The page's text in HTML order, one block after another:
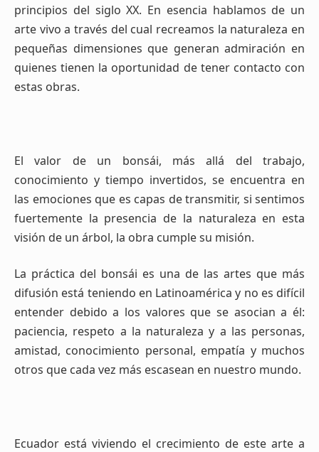
principios del siglo XX. En esencia hablamos de un
arte vivo a través del cual recreamos la naturaleza en
pequeñas dimensiones que generan admiración en
quienes tienen la oportunidad de tener contacto con
estas obras.
El valor de un bonsái, más allá del trabajo,
conocimiento y tiempo invertidos, se encuentra en
las emociones que es capas de transmitir, si sentimos
fuertemente la presencia de la naturaleza en esta
visión de un árbol, la obra cumple su misión.
La práctica del bonsái es una de las artes que más
difusión está teniendo en Latinoamérica y no es difícil
entender debido a los valores que se asocian a él:
paciencia, respeto a la naturaleza y a las personas,
amistad, conocimiento personal, empatía y muchos
otros que cada vez más escasean en nuestro mundo.
Ecuador está viviendo el crecimiento de este arte a